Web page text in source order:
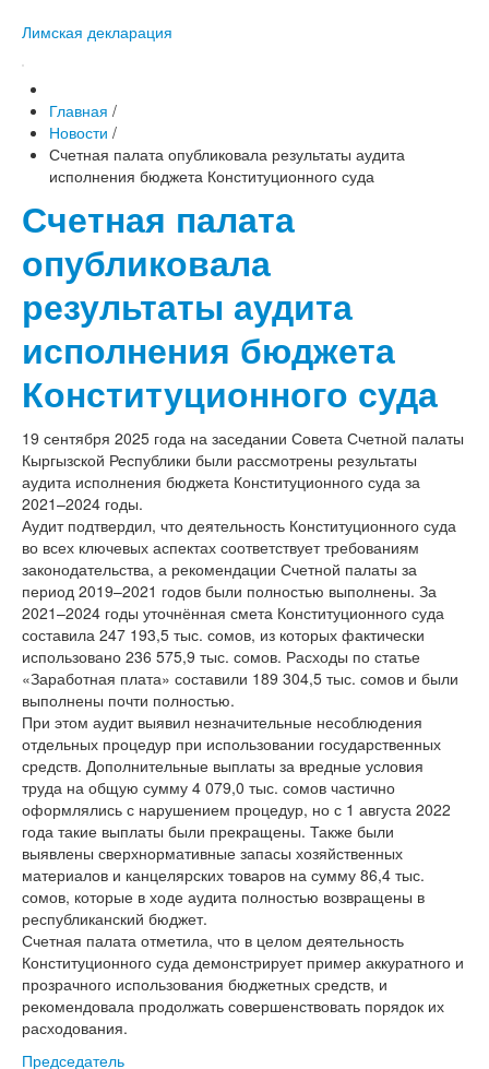
Лимская декларация
Главная /
Новости /
Счетная палата опубликовала результаты аудита
исполнения бюджета Конституционного суда
Счетная палата
опубликовала
результаты аудита
исполнения бюджета
Конституционного суда
19 сентября 2025 года на заседании Совета Счетной палаты
Кыргызской Республики были рассмотрены результаты
аудита исполнения бюджета Конституционного суда за
2021–2024 годы.
Аудит подтвердил, что деятельность Конституционного суда
во всех ключевых аспектах соответствует требованиям
законодательства, а рекомендации Счетной палаты за
период 2019–2021 годов были полностью выполнены. За
2021–2024 годы уточнённая смета Конституционного суда
составила 247 193,5 тыс. сомов, из которых фактически
использовано 236 575,9 тыс. сомов. Расходы по статье
«Заработная плата» составили 189 304,5 тыс. сомов и были
выполнены почти полностью.
При этом аудит выявил незначительные несоблюдения
отдельных процедур при использовании государственных
средств. Дополнительные выплаты за вредные условия
труда на общую сумму 4 079,0 тыс. сомов частично
оформлялись с нарушением процедур, но с 1 августа 2022
года такие выплаты были прекращены. Также были
выявлены сверхнормативные запасы хозяйственных
материалов и канцелярских товаров на сумму 86,4 тыс.
сомов, которые в ходе аудита полностью возвращены в
республиканский бюджет.
Счетная палата отметила, что в целом деятельность
Конституционного суда демонстрирует пример аккуратного и
прозрачного использования бюджетных средств, и
рекомендовала продолжать совершенствовать порядок их
расходования.
Председатель